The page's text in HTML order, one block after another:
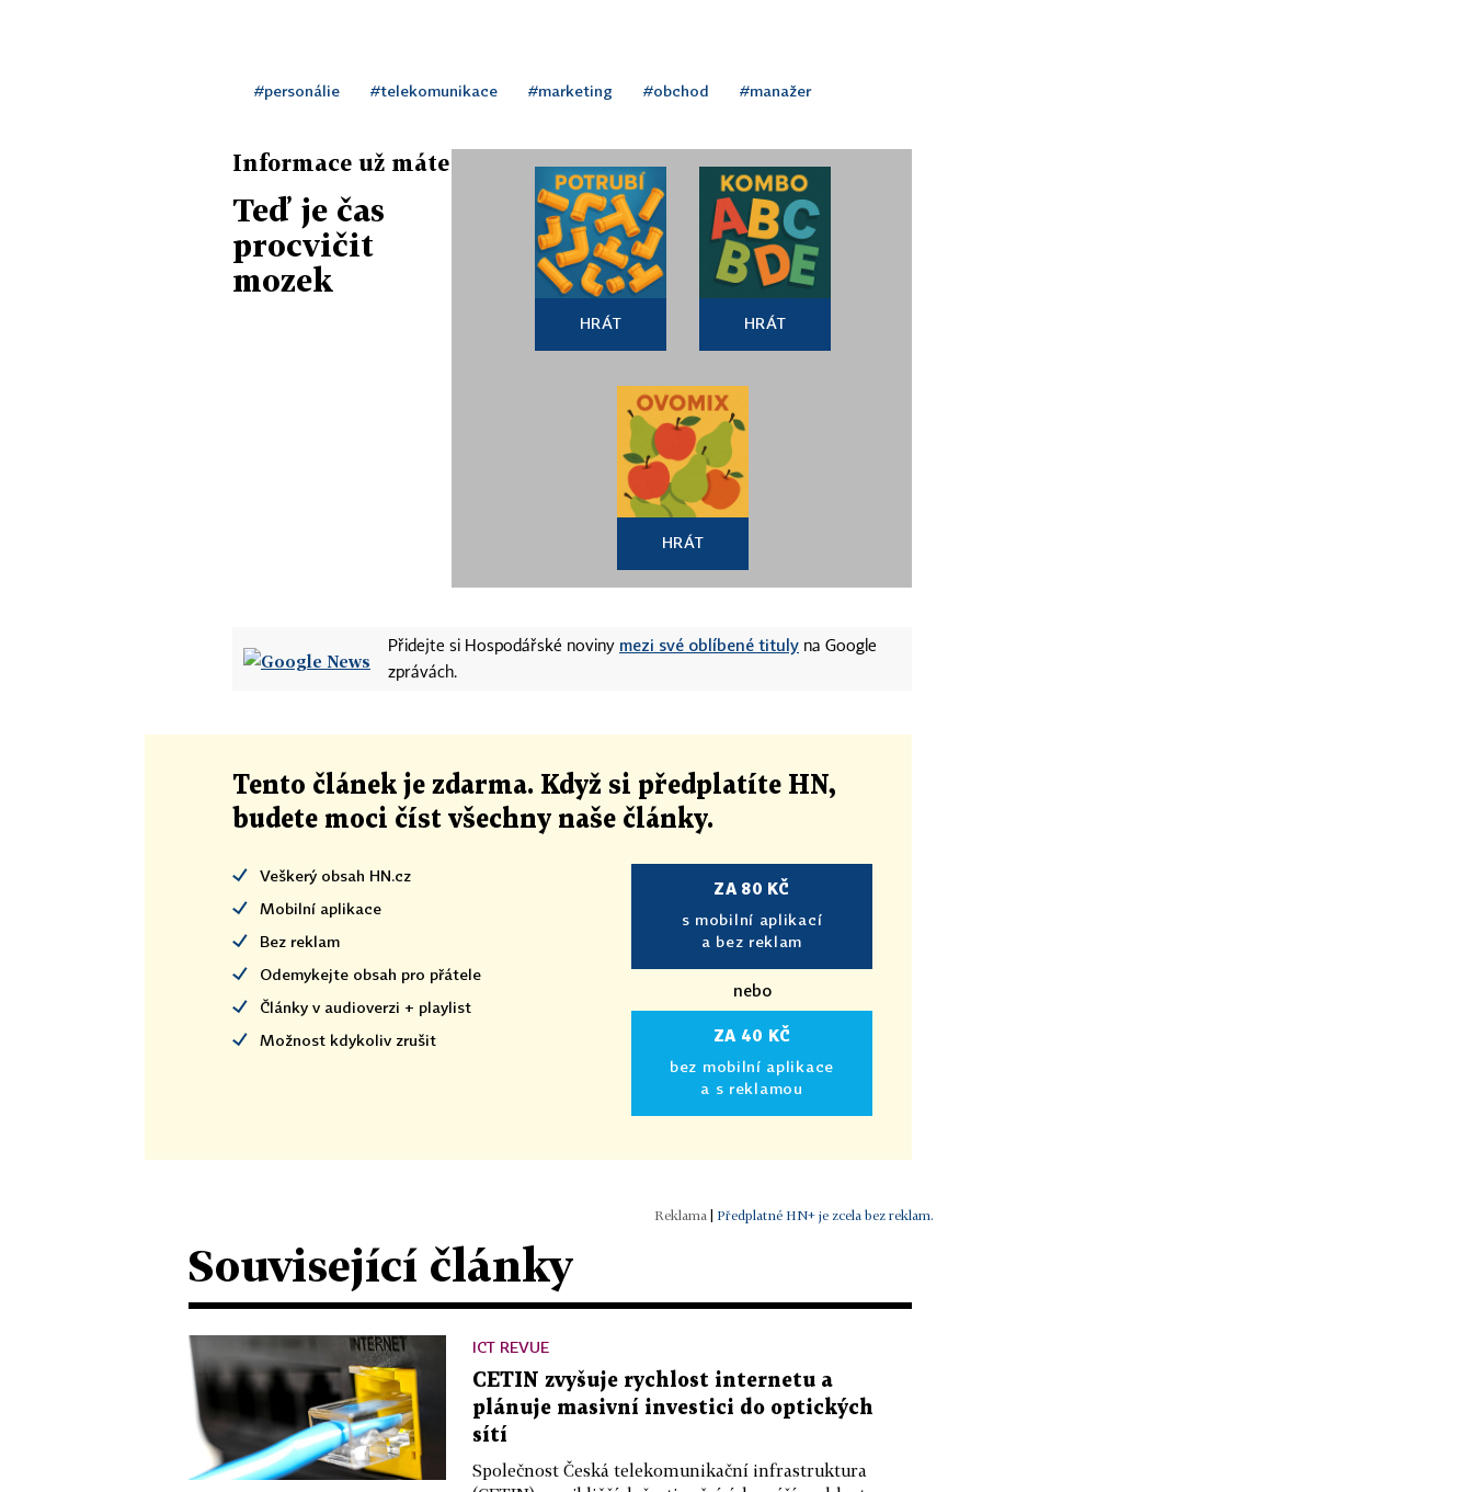
#personálie #telekomunikace #marketing #obchod #manažer
Informace už máte
Teď je čas
procvičit
mozek
HRÁT HRÁT
HRÁT
Přidejte si Hospodářské noviny mezi své oblíbené tituly na Google
zprávách.
Tento článek je zdarma. Když si předplatíte HN,
budete moci číst všechny naše články.
Veškerý obsah HN.cz
Mobilní aplikace
Bez reklam
Odemykejte obsah pro přátele
Články v audioverzi + playlist
Možnost kdykoliv zrušit
ZA 80 KČ
s mobilní aplikací
a bez reklam
nebo
ZA 40 KČ
bez mobilní aplikace
a s reklamou
| Předplatné HN+ je zcela bez reklam.
Související články
ICT REVUE
CETIN zvyšuje rychlost internetu a
plánuje masivní investici do optických
sítí
Společnost Česká telekomunikační infrastruktura